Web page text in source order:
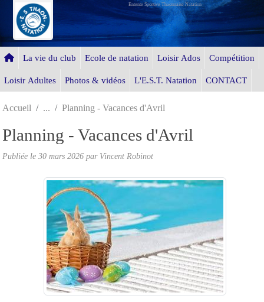
Entente Sportive Thaonnaise Natation
La vie du club Ecole de natation Loisir Ados Compétition
Loisir Adultes Photos & vidéos L'E.S.T. Natation CONTACT
Accueil Planning - Vacances d'Avril
Planning - Vacances d'Avril
Publiée le 30 mars 2026 par Vincent Robinot
Panneau de gestion des cookies